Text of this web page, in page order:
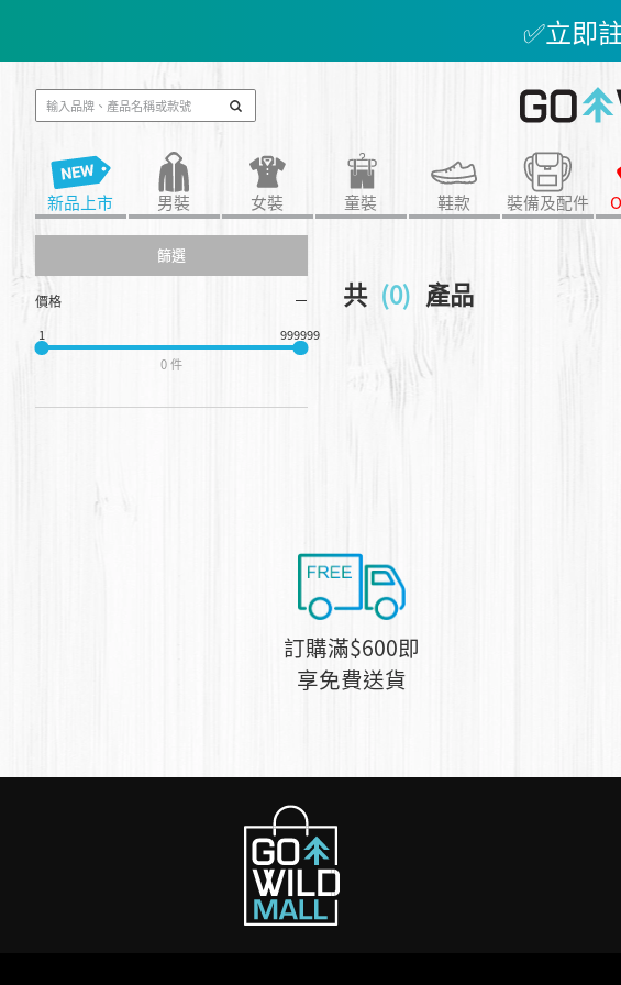
✅立即
會員消費$100即
📢春夏新品會員7折起😍行
新品上市 男裝 女裝 童裝 鞋款 裝備及配件
篩選
價格
1
999999
0 件
共 (0) 產品
訂購滿$600即
享免費送貨